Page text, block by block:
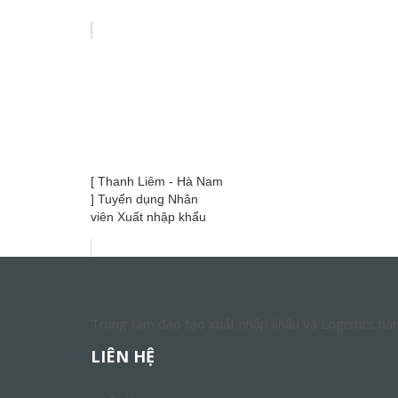
[ Thanh Liêm - Hà Nam
] Tuyển dụng Nhân
viên Xuất nhập khẩu
LIÊN HỆ